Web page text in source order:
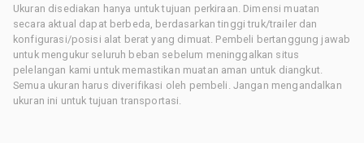
Ukuran disediakan hanya untuk tujuan perkiraan. Dimensi muatan
secara aktual dapat berbeda, berdasarkan tinggi truk/trailer dan
konfigurasi/posisi alat berat yang dimuat. Pembeli bertanggung jawab
untuk mengukur seluruh beban sebelum meninggalkan situs
pelelangan kami untuk memastikan muatan aman untuk diangkut.
Semua ukuran harus diverifikasi oleh pembeli. Jangan mengandalkan
ukuran ini untuk tujuan transportasi.